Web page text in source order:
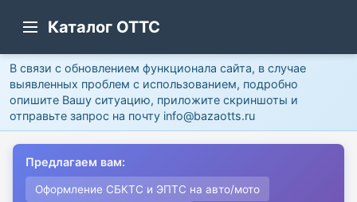
Каталог ОТТС
В связи с обновлением функционала сайта, в случае
выявленных проблем с использованием, подробно
опишите Вашу ситуацию, приложите скриншоты и
отправьте запрос на почту info@bazaotts.ru
Предлагаем вам:
Оформление СБКТС и ЭПТС на авто/мото